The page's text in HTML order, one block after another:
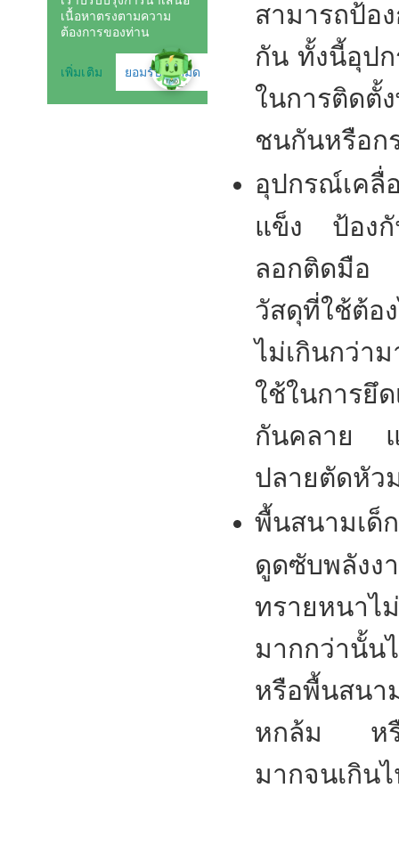
สามารถป้อ
กัน ทั้งนี้อุปก
ในการติดตั้
ชนกันหรือก
อุปกรณ์เคลื่
แข็ง ป้องกั
ลอกติดมือ
วัสดุที่ใช้ต้อ
ไม่เกินกว่า
ใช้ในการยึ
กันคลาย แ
ปลายตัดหัว
พื้นสนามเด็
ดูดซับพลัง
ทรายหนา
มากกว่านั้น
หรือพื้นสนา
หกล้ม หรือ
มากจนเกิน